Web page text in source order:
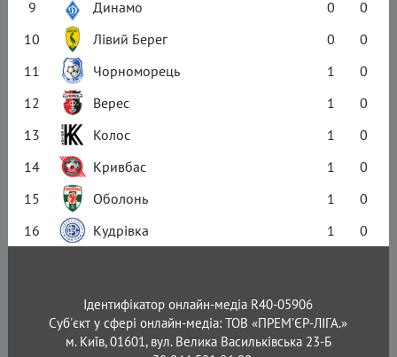
9
Динамо 0
0
10
Лівий Берег 0
0
11
Чорноморець 1
0
12
Верес 1
0
13
Колос 1
0
14
Кривбас 1
0
15
Оболонь 1
0
16
Кудрівка 1 0
Ідентифікатор онлайн-медіа R40-05906
Суб'єкт у сфері онлайн-медіа: ТОВ «ПРЕМ’ЄР-ЛІГА.»
м. Київ, 01601, вул. Велика Васильківська 23-Б